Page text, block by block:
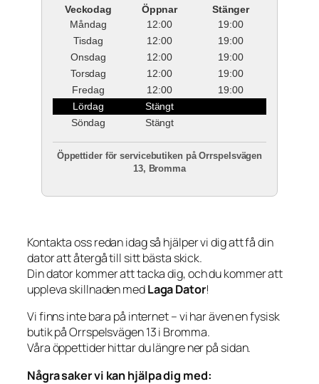
Veckodag Öppnar
Stänger
Måndag
12:00
19:00
Tisdag
12:00
19:00
Onsdag
12:00
19:00
Torsdag
12:00
19:00
Fredag
12:00
19:00
Lördag
Stängt
Söndag
Stängt
Öppettider för servicebutiken på Orrspelsvägen
13, Bromma
Kontakta oss redan idag så hjälper vi dig att få din
dator att återgå till sitt bästa skick.
Din dator kommer att tacka dig, och du kommer att
uppleva skillnaden medLaga Dator!
Vi finns inte bara på internet – vi har även en fysisk
butik på Orrspelsvägen 13 i Bromma.
Våra öppettider hittar du längre ner på sidan.
Några saker vi kan hjälpa dig med: